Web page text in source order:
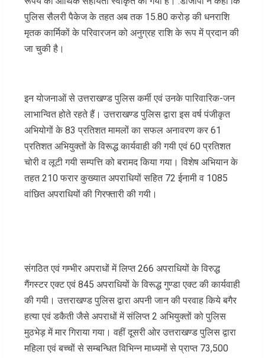
पुलिस सैलरी पैकेज के तहत अब तक 15.80 करोड़ की धनराशि
मृतक कार्मिकों के परिवारजन को अनुग्रह राशि के रूप में प्रदान की
जा चुकी है।
इन योजनाओं से उत्तराखण्ड पुलिस कर्मी एवं उनके पारिवारिक-जन
लाभान्वित होते रहते हैं। उत्तराखण्ड पुलिस द्वारा इस वर्ष पंजीकृत
अभियोगों के 83 प्रतिशत मामलों का सफल अनावरण कर 61
प्रतिशत अभियुक्तों के विरूद्ध कार्यवाही की गयी एवं 60 प्रतिशत
चोरी व लूटी गयी सम्पत्ति को बरामद किया गया। विशेष अभियान के
तहत 210 फरार कुख्यात अपराधियों सहित 72 ईनामी व 1085
वांछित अपराधियों की गिरफ्तारी की गयी।
संगठित एवं गम्भीर अपराधों में लिप्त 266 अपराधियों के विरुद्ध
गैंगस्टर एक्ट एवं 845 अपराधियों के विरूद्ध गुण्डा एक्ट की कार्यवाही
की गयी। उत्तराखण्ड पुलिस द्वारा अपनी जान की परवाह किये बगैर
हत्या एवं डकैती जैसे अपराधों में संलिप्त 2 अभियुक्तों को पुलिस
मुठभेड़ में मार गिराया गया। वहीं दूसरी ओर उत्तराखण्ड पुलिस द्वारा
महिला एवं बच्चों से सम्बन्धित विभिन्न माध्यमों से प्राप्त 73,500